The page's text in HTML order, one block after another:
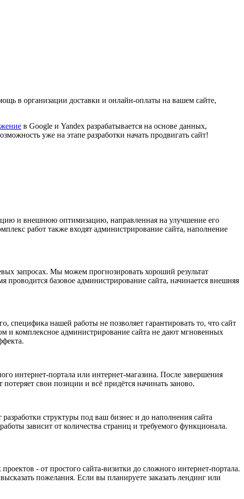
в организации доставки и онлайн-оплаты на вашем сайте,
в Google и Yandex разрабатывается на основе данных,
уже на этапе разработки начать продвигать сайт!
и внешнюю оптимизацию, направленная на улучшение его
работ также входят администрирование сайта, наполнение
запросах. Мы можем прогнозировать хороший результат
проводится базовое администрирование сайта, начинается внешняя
нашей работы не позволяет гарантировать то, что сайт
и комплексное администрирование сайта не дают мгновенных
интернет-портала или интернет-магазина. После завершения
свои позиции и всё придётся начинать заново.
структуры под ваш бизнес и до наполнения сайта
зависит от количества страниц и требуемого функционала.
- от простого сайта-визитки до сложного интернет-портала.
пожелания. Если вы планируете заказать лендинг или